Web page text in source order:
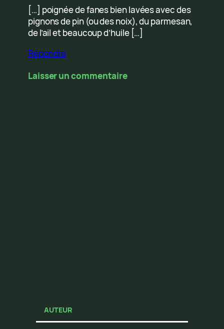
[…] poignée de fanes bien lavées avec des
pignons de pin (ou des noix), du parmesan,
de l’ail et beaucoup d’huile […]
Répondre
Laisser un commentaire
AUTEUR